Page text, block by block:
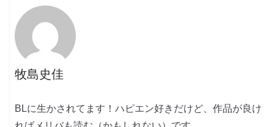
牧島史佳
BLに生かされてます！ハピエン好きだけど、作品が良け